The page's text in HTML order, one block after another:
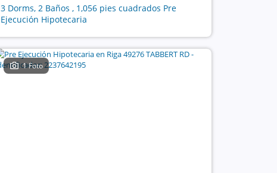
3 Dorms, 2 Baños , 1,056 pies cuadrados Pre
Ejecución Hipotecaria
1 Foto